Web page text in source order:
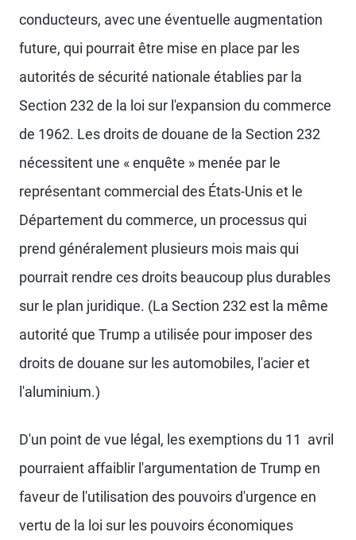
conducteurs, avec une éventuelle augmentation
future, qui pourrait être mise en place par les
autorités de sécurité nationale établies par la
Section 232 de la loi sur l'expansion du commerce
de 1962. Les droits de douane de la Section 232
nécessitent une « enquête » menée par le
représentant commercial des États-Unis et le
Département du commerce, un processus qui
prend généralement plusieurs mois mais qui
pourrait rendre ces droits beaucoup plus durables
sur le plan juridique. (La Section 232 est la même
autorité que Trump a utilisée pour imposer des
droits de douane sur les automobiles, l'acier et
l'aluminium.)
D'un point de vue légal, les exemptions du 11 avril
pourraient affaiblir l'argumentation de Trump en
faveur de l'utilisation des pouvoirs d'urgence en
vertu de la loi sur les pouvoirs économiques